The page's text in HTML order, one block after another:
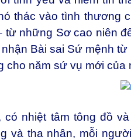
thác vào tình thương
từ những Sơ cao niên
Bài sai Sứ mệnh
cho năm sứ vụ mới của
có nhiệt tâm tông đồ
và tha nhân, mỗi